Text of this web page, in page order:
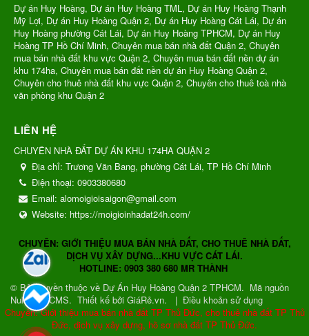
Dự án Huy Hoàng, Dự án Huy Hoàng TML, Dự án Huy Hoàng Thạnh
Mỹ Lợi, Dự án Huy Hoàng Quận 2, Dự án Huy Hoàng Cát Lái, Dự án
Huy Hoàng phường Cát Lái, Dự án Huy Hoàng TPHCM, Dự án Huy
Hoàng TP Hồ Chí Minh, Chuyên mua bán nhà đất Quận 2, Chuyên
mua bán nhà đất khu vực Quận 2, Chuyên mua bán đất nền dự án
khu 174ha, Chuyên mua bán đất nền dự án Huy Hoàng Quận 2,
Chuyên cho thuê nhà đất khu vực Quận 2, Chuyên cho thuê toà nhà
văn phòng khu Quận 2
LIÊN HỆ
CHUYÊN NHÀ ĐẤT DỰ ÁN KHU 174HA QUẬN 2
Địa chỉ: Trương Văn Bang, phường Cát Lái, TP Hồ Chí Minh
Điện thoại: 0903380680
Email: alomoigioisaigon@gmail.com
Website: https://moigioinhadat24h.com/
CHUYÊN: GIỚI THIỆU MUA BÁN NHÀ ĐẤT, CHO THUÊ NHÀ ĐẤT,
DỊCH VỤ XÂY DỰNG...KHU VỰC CÁT LÁI.
HOTLINE: 0903 380 680 MR THÀNH
© Bản quyền thuộc về Dự Án Huy Hoàng Quận 2 TPHCM. Mã nguồn
NukeViet CMS. Thiết kế bởi GiáRẻ.vn. | Điều khoản sử dụng
Chuyên: Giới thiệu mua bán nhà đất TP Thủ Đức, cho thuê nhà đất TP Thủ
Đức, dịch vụ xây dựng, hồ sơ nhà đất TP Thủ Đức.